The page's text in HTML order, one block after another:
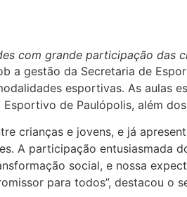
com grande participação das
a gestão da Secretaria de
esportivas. As aulas
Esportivo de Paulópolis, além
crianças e jovens, e já
A participação entusiasmada
social, e nossa
para todos”, destacou o